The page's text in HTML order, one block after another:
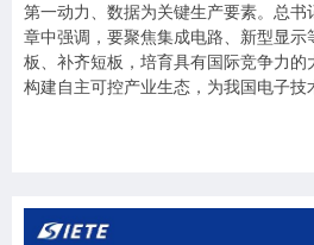
第一动力、数据为关键生产要素。总书
章中强调，要聚焦集成电路、新型显示
板、补齐短板，培育具有国际竞争力的
构建自主可控产业生态，为我国电子技